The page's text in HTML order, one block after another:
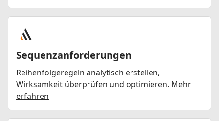
Sequenzanforderungen
Reihenfolgeregeln analytisch erstellen,
Wirksamkeit überprüfen und optimieren. Mehr
erfahren